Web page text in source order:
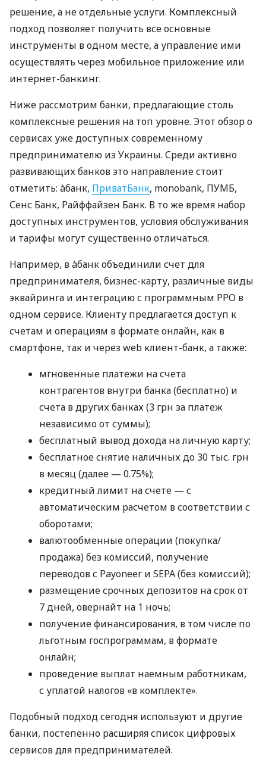
решение, а не отдельные услуги. Комплексный
подход позволяет получить все основные
инструменты в одном месте, а управление ими
осуществлять через мобильное приложение или
интернет-банкинг.
Ниже рассмотрим банки, предлагающие столь
комплексные решения на топ уровне. Этот обзор о
сервисах уже доступных современному
предпринимателю из Украины. Среди активно
развивающих банков это направление стоит
отметить: àбанк, ПриватБанк, monobank, ПУМБ,
Сенс Банк, Райффайзен Банк. В то же время набор
доступных инструментов, условия обслуживания
и тарифы могут существенно отличаться.
Например, в àбанк объединили счет для
предпринимателя, бизнес-карту, различные виды
эквайринга и интеграцию с программным РРО в
одном сервисе. Клиенту предлагается доступ к
счетам и операциям в формате онлайн, как в
смартфоне, так и через web клиент-банк, а также:
мгновенные платежи на счета
контрагентов внутри банка (бесплатно) и
счета в других банках (3 грн за платеж
независимо от суммы);
бесплатный вывод дохода на личную карту;
бесплатное снятие наличных до 30 тыс. грн
в месяц (далее — 0.75%);
кредитный лимит на счете — с
автоматическим расчетом в соответствии с
оборотами;
валютообменные операции (покупка/
продажа) без комиссий, получение
переводов с Payoneer и SEPA (без комиссий);
размещение срочных депозитов на срок от
7 дней, овернайт на 1 ночь;
получение финансирования, в том числе по
льготным госпрограммам, в формате
онлайн;
проведение выплат наемным работникам,
с уплатой налогов «в комплекте».
Подобный подход сегодня используют и другие
банки, постепенно расширяя список цифровых
сервисов для предпринимателей.